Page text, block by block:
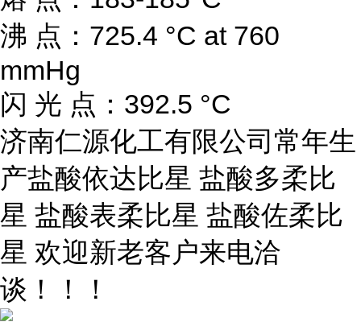
沸 点：725.4 °C at 760
mmHg
闪 光 点：392.5 °C
济南仁源化工有限公司常年生
产盐酸依达比星 盐酸多柔比
星 盐酸表柔比星 盐酸佐柔比
星 欢迎新老客户来电洽
谈！！！